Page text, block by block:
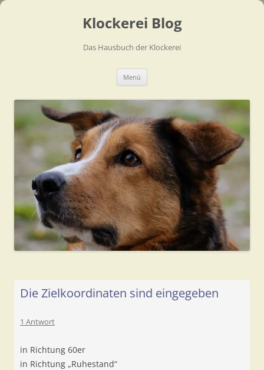
Klockerei Blog
Das Hausbuch der Klockerei
Menü
Die Zielkoordinaten sind eingegeben
1 Antwort
in Richtung 60er
in Richtung „Ruhestand“